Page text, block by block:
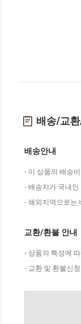
배송/교
배송안내
- 이 상품의 배송
- 배송지가 국내인
- 해외지역으로는
교환/환불 안내
- 상품의 특성에
- 교환 및 환불신